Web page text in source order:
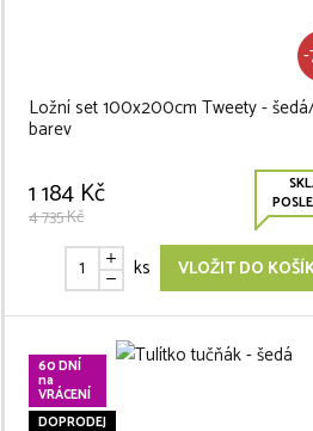
Ložní set 100x200cm Tweety -
barev
1 184 Kč
4 735 Kč
ks VLOŽIT DO
60 DNÍ
na
VRÁCENÍ
DOPRODEJ